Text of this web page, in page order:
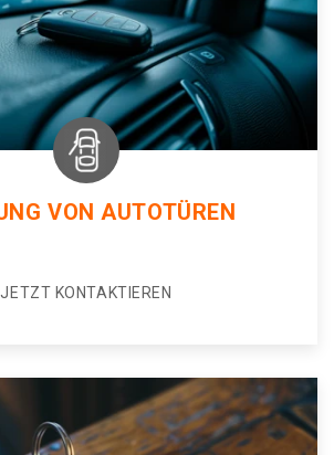
VON AUTOTÜREN
JETZT KONTAKTIEREN